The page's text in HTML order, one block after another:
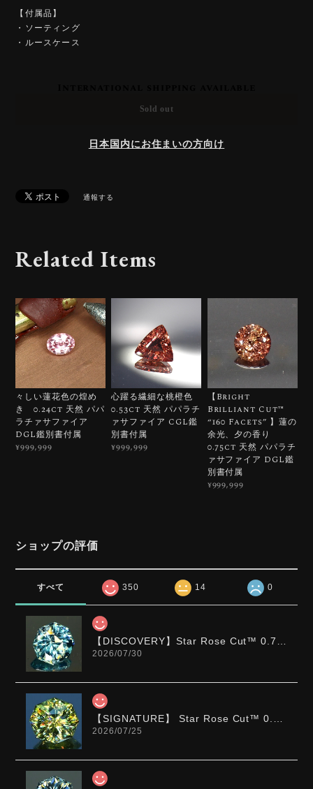
【付属品】
・ソーティング
・ルースケース
Sold out
日本国内にお住まいの方向け
通報する
Related Items
々しい蓮花色の煌め
き 0.24ct 天然 パパ
ラチァサファイア
DGL鑑別書付属
¥999,999
心躍る繊細な桃橙色
0.53ct 天然 パパラチ
ァサファイア CGL鑑
別書付属
¥999,999
【Bright
Brilliant Cut™️
“160 Facets” 】蓮の
余光、夕の香り
0.75ct 天然 パパラチ
ァサファイア DGL鑑
別書付属
¥999,999
ショップの評価
すべて 350 14 0
2026/07/30
2026/07/25